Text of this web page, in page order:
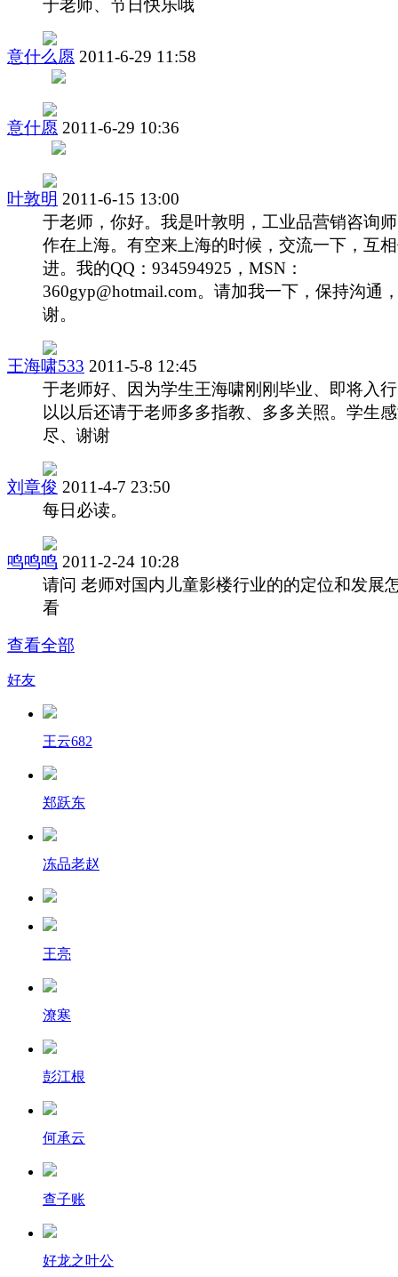
于老师、节日快乐哦
意什么愿 2011-6-29 11:58
意什愿 2011-6-29 10:36
叶敦明 2011-6-15 13:00
于老师，你好。我是叶敦明，工业品营销咨询
作在上海。有空来上海的时候，交流一下，互
进。我的QQ：934594925，MSN：
360gyp@hotmail.com。请加我一下，保持沟通
谢。
王海啸533 2011-5-8 12:45
于老师好、因为学生王海啸刚刚毕业、即将入
以以后还请于老师多多指教、多多关照。学生
尽、谢谢
刘章俊 2011-4-7 23:50
每日必读。
鸣鸣鸣 2011-2-24 10:28
请问 老师对国内儿童影楼行业的的定位和发展
看
查看全部
好友
王云682
郑跃东
冻品老赵
王亮
潦寒
彭江根
何承云
查子账
好龙之叶公